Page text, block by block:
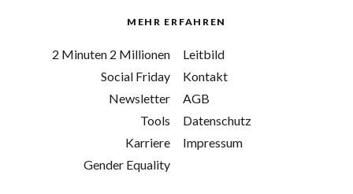
MEHR ERFAHREN
2 Minuten 2 Millionen
Social Friday
Newsletter
Tools
Karriere
Gender Equality
Leitbild
Kontakt
AGB
Datenschutz
Impressum